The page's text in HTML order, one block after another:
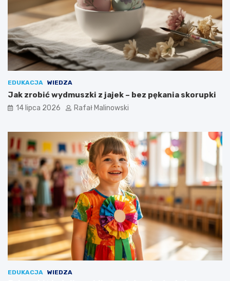
EDUKACJA WIEDZA
Jak zrobić wydmuszki z jajek – bez pękania skorupki
14 lipca 2026 Rafał Malinowski
EDUKACJA WIEDZA